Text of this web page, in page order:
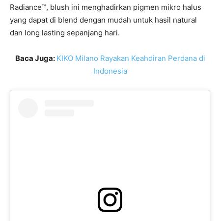
Radiance™, blush ini menghadirkan pigmen mikro halus
yang dapat di blend dengan mudah untuk hasil natural
dan long lasting sepanjang hari.
Baca Juga: KIKO Milano Rayakan Keahdiran Perdana di
Indonesia